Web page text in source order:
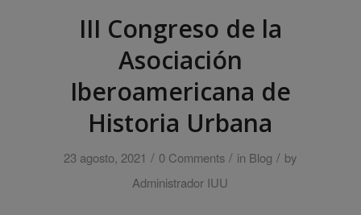
III Congreso de la
Asociación
Iberoamericana de
Historia Urbana
23 agosto, 2021 / 0 Comments / in Blog / by
Administrador IUU